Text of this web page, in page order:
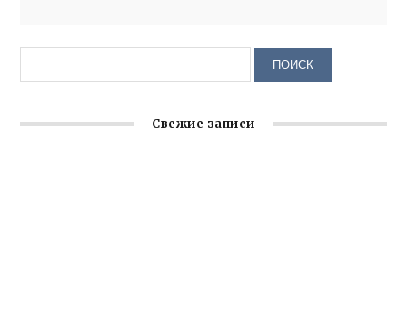
Свежие записи